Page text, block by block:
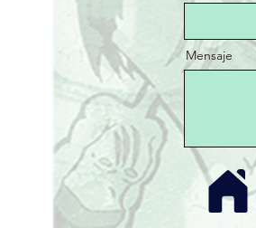
Mensaje